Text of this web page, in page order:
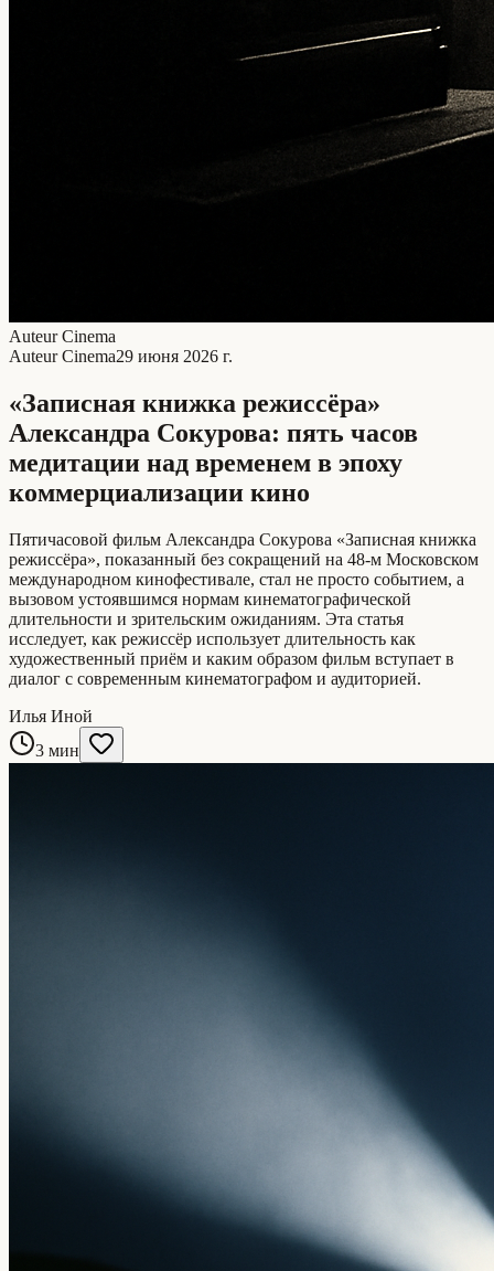
Auteur Cinema
Auteur Cinema29 июня 2026 г.
«Записная книжка режиссёра»
Александра Сокурова: пять часов
медитации над временем в эпоху
коммерциализации кино
Пятичасовой фильм Александра Сокурова «Записная книжка
режиссёра», показанный без сокращений на 48-м Московском
международном кинофестивале, стал не просто событием, а
вызовом устоявшимся нормам кинематографической
длительности и зрительским ожиданиям. Эта статья
исследует, как режиссёр использует длительность как
художественный приём и каким образом фильм вступает в
диалог с современным кинематографом и аудиторией.
Илья Иной
3 мин